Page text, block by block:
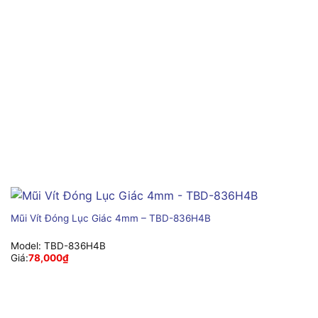
Mũi Vít Đóng Lục Giác 4mm – TBD-836H4B
Model: TBD-836H4B
Giá:78,000₫